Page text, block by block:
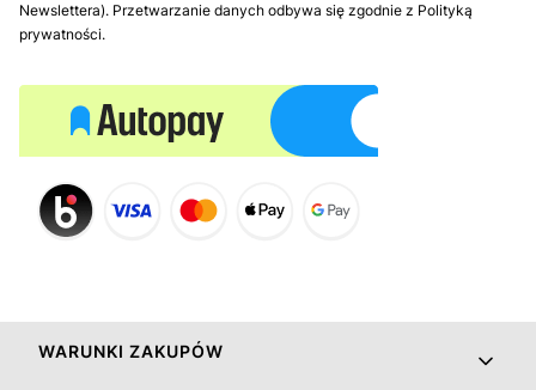
Newslettera). Przetwarzanie danych odbywa się zgodnie z Polityką
prywatności.
Linki w stopce
WARUNKI ZAKUPÓW